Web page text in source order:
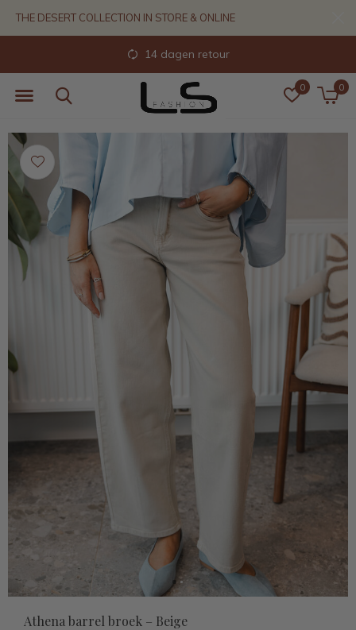
0 0
14 dagen retour
THE DESERT COLLECTION IN STORE & ONLINE
Athena barrel broek – Beige